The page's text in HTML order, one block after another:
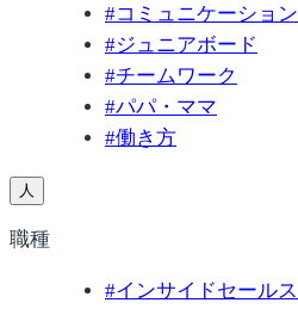
#コミュニケーション
#ジュニアボード
#チームワーク
#パパ・ママ
#働き方
人
職種
#インサイドセールス